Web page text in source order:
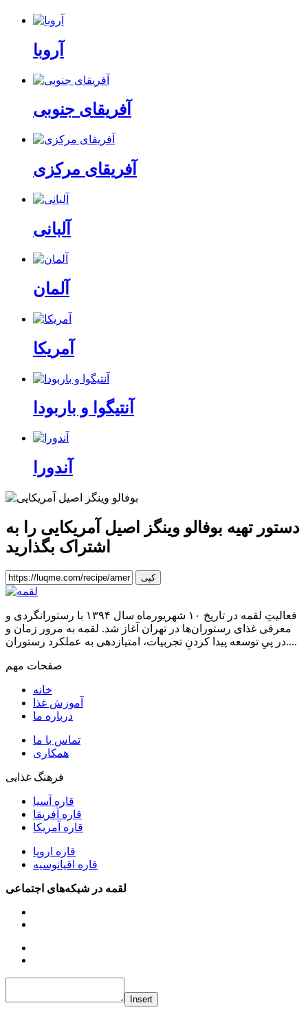
آروبا
آفریقای جنوبی
آفریقای مرکزی
آلبانی
آلمان
آمریکا
آنتیگوا و باربودا
آندورا
دستور تهیه بوفالو وینگز اصیل آمریکایی را به
اشتراک بگذارید
کپی
فعالیتِ لقمه در تاریخ ۱۰ شهریورماه سال ۱۳۹۴ با رستورانگردی و
معرفی غذای رستوران‌ها در تهران آغاز شد. لقمه به مرور زمان و
در پیِ توسعه پیدا کردنِ تجربیات، امتیازدهی به عملکرد رستوران....
صفحات مهم
خانه
آموزش غذا
درباره ما
تماس با ما
همکاری
فرهنگ غذایی
قاره آسیا
قاره آفریقا
قاره آمریکا
قاره اروپا
قاره اقیانوسیه
لقمه در شبکه‌های اجتماعی
Insert